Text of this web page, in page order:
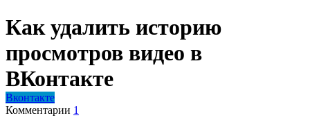
Как удалить историю
просмотров видео в
ВКонтакте
Вконтакте
Комментарии 1